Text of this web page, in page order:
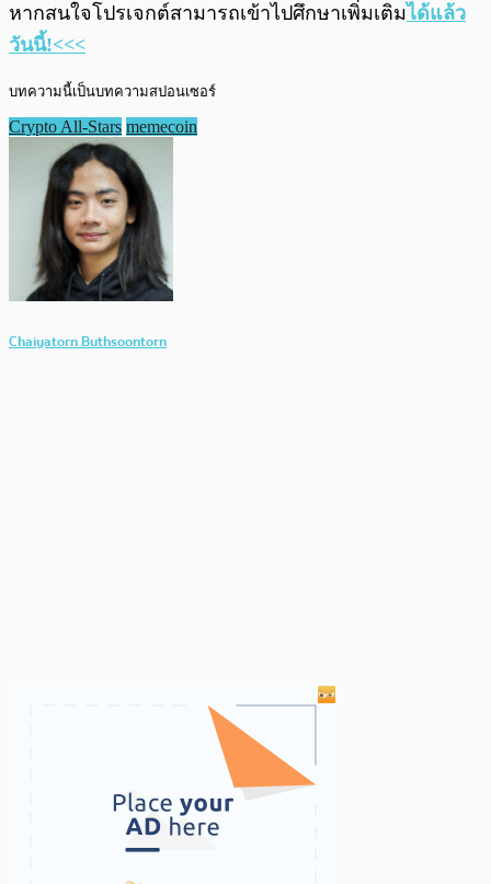
หากสนใจโปรเจกต์สามารถเข้าไปศึกษาเพิ่มเติมได้แล้ว
วันนี้!<<<
บทความนี้เป็นบทความสปอนเซอร์
Crypto All-Stars memecoin
Chaiyatorn Buthsoontorn